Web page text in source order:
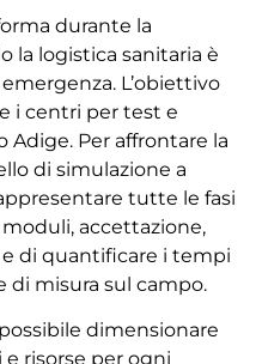
durante la
la logistica sanitaria è
L’obiettivo
i centri per test e
Adige. Per affrontare la
di simulazione a
tutte le fasi
accettazione,
di quantificare i tempi
di misura sul campo.
dimensionare
risorse per ogni